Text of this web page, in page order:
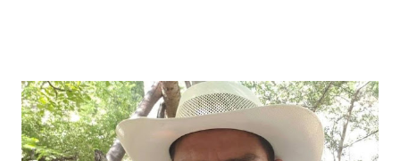
la colectiva acudieron a la Prepa 3 a recibir las denuncias de
acosos sexual por parte de sus profesores sin que las
autoridades educativas hicieran nada. Valeria Palma informó